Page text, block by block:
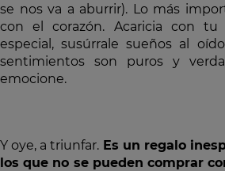
se nos va a aburrir). Lo más
con el corazón. Acaricia con tu
especial, susúrrale sueños al
sentimientos son puros y
emocione.
Y oye, a triunfar. Es un regalo
los que no se pueden comprar